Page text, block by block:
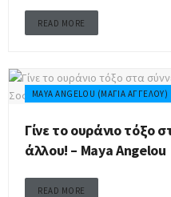
READ MORE
MAYA ANGELOU (ΜΆΓΙΑ ΑΓΓΈΛΟΥ)
Γίνε το ουράνιο τόξο
άλλου! – Maya Angelou
READ MORE